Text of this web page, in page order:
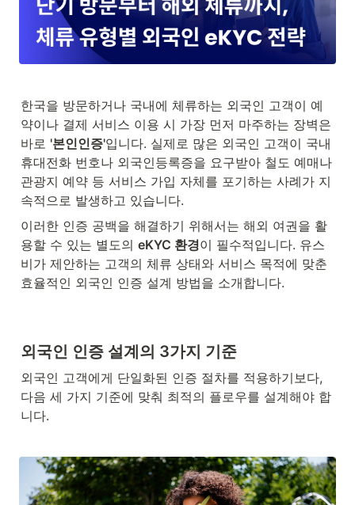
한국을 방문하거나 국내에 체류하는 외국인 고객이 예
약이나 결제 서비스 이용 시 가장 먼저 마주하는 장벽은
바로 '본인인증'입니다. 실제로 많은 외국인 고객이 국내
휴대전화 번호나 외국인등록증을 요구받아 철도 예매나
관광지 예약 등 서비스 가입 자체를 포기하는 사례가 지
속적으로 발생하고 있습니다.
이러한 인증 공백을 해결하기 위해서는 해외 여권을 활
용할 수 있는 별도의 eKYC 환경이 필수적입니다. 유스
비가 제안하는 고객의 체류 상태와 서비스 목적에 맞춘
효율적인 외국인 인증 설계 방법을 소개합니다.
외국인 인증 설계의 3가지 기준
외국인 고객에게 단일화된 인증 절차를 적용하기보다,
다음 세 가지 기준에 맞춰 최적의 플로우를 설계해야 합
니다.